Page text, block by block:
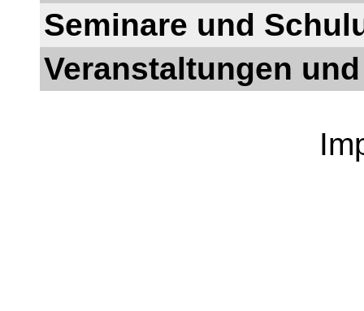
Seminare und
Veranstaltungen